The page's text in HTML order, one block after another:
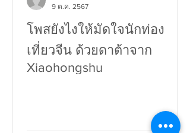
โพสยังไงให้มัดใจนักท่อง
เที่ยวจีน ด้วยดาต้าจาก
Xiaohongshu
9 ต.ค. 2567